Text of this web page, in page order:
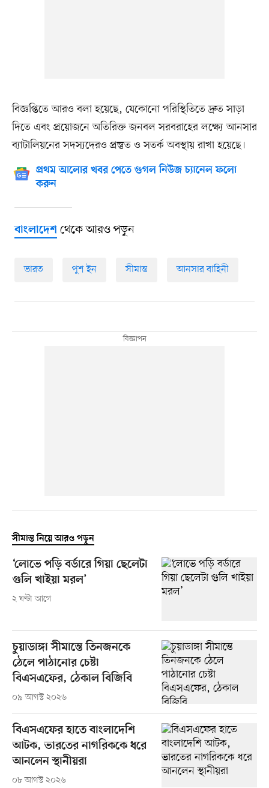
বিজ্ঞপ্তিতে আরও বলা হয়েছে, যেকোনো পরিস্থিতিতে দ্রুত সাড়া
দিতে এবং প্রয়োজনে অতিরিক্ত জনবল সরবরাহের লক্ষ্যে আনসার
ব্যাটালিয়নের সদস্যদেরও প্রস্তুত ও সতর্ক অবস্থায় রাখা হয়েছে।
প্রথম আলোর খবর পেতে গুগল নিউজ চ্যানেল ফলো
করুন
বাংলাদেশথেকে আরও পড়ুন
ভারত পুশ ইন সীমান্ত আনসার বাহিনী
সীমান্ত নিয়ে আরও পড়ুন
‘লোভে পড়ি বর্ডারে গিয়া ছেলেটা
গুলি খাইয়া মরল’
২ ঘণ্টা আগে
চুয়াডাঙ্গা সীমান্তে তিনজনকে
ঠেলে পাঠানোর চেষ্টা
বিএসএফের, ঠেকাল বিজিবি
০৯ আগস্ট ২০২৬
বিএসএফের হাতে বাংলাদেশি
আটক, ভারতের নাগরিককে ধরে
আনলেন স্থানীয়রা
০৮ আগস্ট ২০২৬